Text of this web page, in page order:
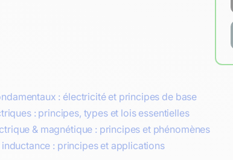
: électricité et principes de base
: principes, types et lois essentielles
& magnétique : principes et phénomènes
inductance : principes et applications